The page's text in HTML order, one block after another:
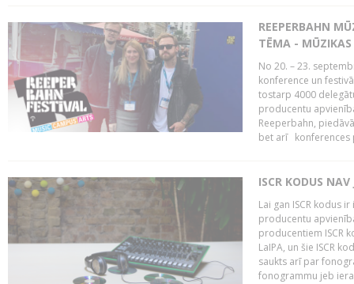
REEPERBAHN
TĒMA -
No 20. – 23.
konference un
tostarp 4000
producentu
Reeperbahn,
bet arī konferences
ISCR KODUS
Lai gan ISCR kodus
producentu
producentiem ISCR
LaIPA, un šie ISCR
saukts arī par
fonogrammu jeb